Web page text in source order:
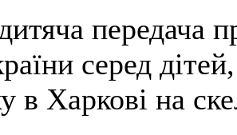
передача
серед
в Харкові на